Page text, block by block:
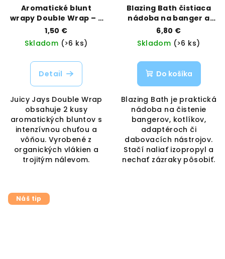
Aromatické blunt
wrapy Double Wrap – 2
ks | Juicy Jays |
Vaporama
1,50 €
Skladom (>6 ks)
Detail
Juicy Jays Double Wrap
obsahuje 2 kusy
aromatických bluntov s
intenzívnou chuťou a
vôňou. Vyrobené z
organických vlákien a
trojitým nálevom.
Blazing Bath čistiaca
nádoba na banger a
príslušenstvo | BLACK
LEAF | VAPORAMA
6,80 €
Skladom (>6 ks)
Do košíka
Blazing Bath je praktická
nádoba na čistenie
bangerov, kotlíkov,
adaptéroch či
dabovacích nástrojov.
Stačí naliať izopropyl a
nechať zázraky pôsobiť.
Náš tip